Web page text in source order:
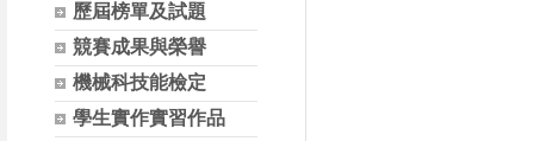
歷屆榜單及試題
競賽成果與榮譽
機械科技能檢定
學生實作實習作品